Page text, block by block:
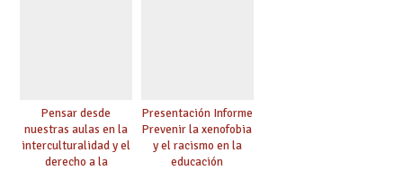
Pensar desde
nuestras aulas en la
interculturalidad y el
derecho a la
Presentación Informe
Prevenir la xenofobia
y el racismo en la
educación